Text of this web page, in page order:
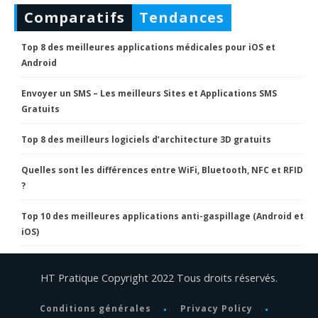
Comparatifs Tendances
Top 8 des meilleures applications médicales pour iOS et
Android
Envoyer un SMS – Les meilleurs Sites et Applications SMS
Gratuits
Top 8 des meilleurs logiciels d’architecture 3D gratuits
Quelles sont les différences entre WiFi, Bluetooth, NFC et RFID
?
Top 10 des meilleures applications anti-gaspillage (Android et
iOS)
HT Pratique Copyright 2022 Tous droits réservés.
Conditions générales Privacy Policy